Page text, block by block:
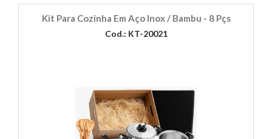
Kit Para Cozinha Em Aço Inox / Bambu - 8 Pçs
Cod.: KT-20021